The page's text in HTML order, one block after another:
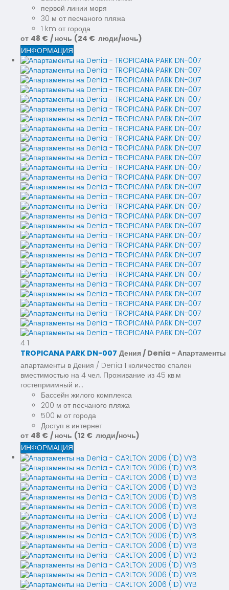
первой линии моря
30 м от песчаного пляжа
1 km от города
от 48 € / ночь (24 € люди/ночь)
ИНФОРМАЦИЯ
4 1
TROPICANA PARK DN-007 Дения / Denia - Апартаменты
апартаменты в Дения / Denia 1 количество спален
вместимостью на 4 чел. Проживание из 45 кв.м
гостеприимный и...
Бассейн жилого комплекса
200 м от песчаного пляжа
500 м от города
Доступ в интернет
от 48 € / ночь (12 € люди/ночь)
ИНФОРМАЦИЯ